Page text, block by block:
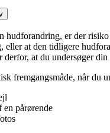
hudforandring, er der
eller at den tidligere
derfor, at du undersøger
fremgangsmåde, når du
pårørende